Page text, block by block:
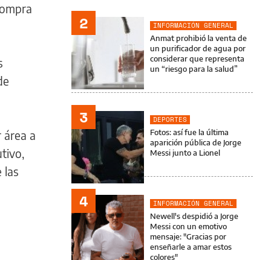
a
las
2
INFORMACIÓN GENERAL
Anmat prohibió la venta de
un purificador de agua por
considerar que representa
un “riesgo para la salud”
3
DEPORTES
Fotos: así fue la última
aparición pública de Jorge
Messi junto a Lionel
4
INFORMACIÓN GENERAL
Newell's despidió a Jorge
Messi con un emotivo
mensaje: "Gracias por
enseñarle a amar estos
colores"